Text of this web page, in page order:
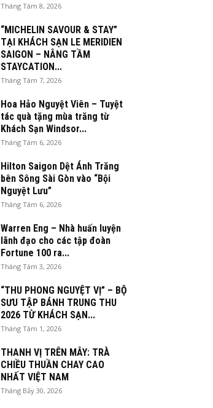
Tháng Tám 8, 2026
“MICHELIN SAVOUR & STAY”
TẠI KHÁCH SẠN LE MERIDIEN
SAIGON – NÂNG TẦM
STAYCATION...
Tháng Tám 7, 2026
Hoa Hảo Nguyệt Viên – Tuyệt
tác quà tặng mùa trăng từ
Khách Sạn Windsor...
Tháng Tám 6, 2026
Hilton Saigon Dệt Ánh Trăng
bên Sông Sài Gòn vào “Bội
Nguyệt Lưu”
Tháng Tám 6, 2026
Warren Eng – Nhà huấn luyện
lãnh đạo cho các tập đoàn
Fortune 100 ra...
Tháng Tám 3, 2026
“THU PHONG NGUYỆT VỊ” – BỘ
SƯU TẬP BÁNH TRUNG THU
2026 TỪ KHÁCH SẠN...
Tháng Tám 1, 2026
THANH VỊ TRÊN MÂY: TRÀ
CHIỀU THUẦN CHAY CAO
NHẤT VIỆT NAM
Tháng Bảy 30, 2026